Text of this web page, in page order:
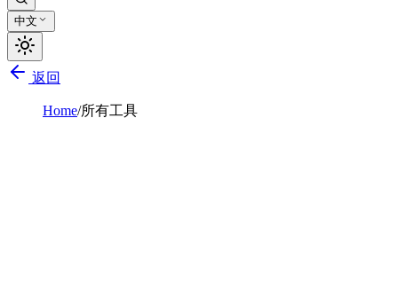
中文
返回
Home/所有工具